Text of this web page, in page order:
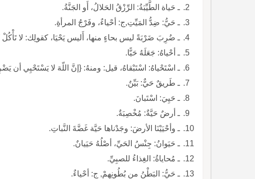
ـ حَياة الطَّيِّبَةُ: الرِّزْقُ الحَلالُ، أَو الجَنَّةُ.
ـ حَيُّ: ضِدُّ المَيِّتِ,ج: أحْياءٌ، وفَرْجُ المرأةِ.
ـ ضُرِبَ ضَرْبَةً ليس بحاءٍ منها، أَليس يَحْيَا، كقولِك: لا
ـ أحْياهُ: جَعَلَهُ حَيًّا.
ـ اسْتَحْياهُ: اسْتَبْقاهُ، قيل: ومنهُ: {إنَّ اللّهَ لا يَسْتَحْيِي أن
ـ طَريقٌ حَيٌّ: بَيِّنٌ.
ـ حَيِيَ: اسْتَبانَ.
ـ أرضٌ حَيَّةٌ: مُخْصِبَةٌ.
ـ وأحْيَيْنَا الأرضَ: وجَدْناها حَيَّة غَضَّةَ النَّباتِ.
ـ حَيَوانُ: جِنْسُ الحَيِّ، أصْلُهُ حَيَيانٌ.
ـ مُحاياةُ: الغِذاءُ للصبِيِّ.
ـ حَيُّ: البَطْنُ من بُطُونِهِمْ, ج: أحْياءٌ.